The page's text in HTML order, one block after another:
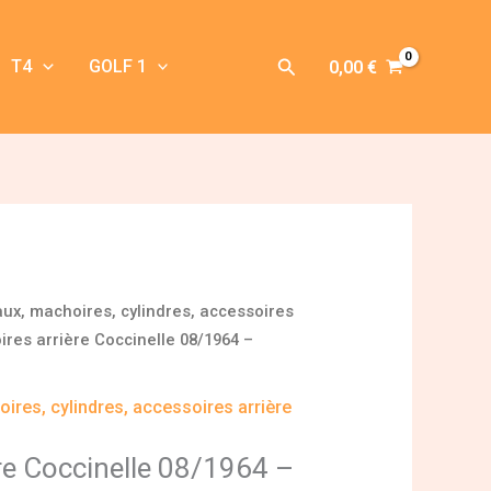
T4 GOLF 1 Rechercher
0,00 €
machoires, cylindres, accessoires
arrière Coccinelle 08/1964 –
cylindres, accessoires arrière
Coccinelle 08/1964 –